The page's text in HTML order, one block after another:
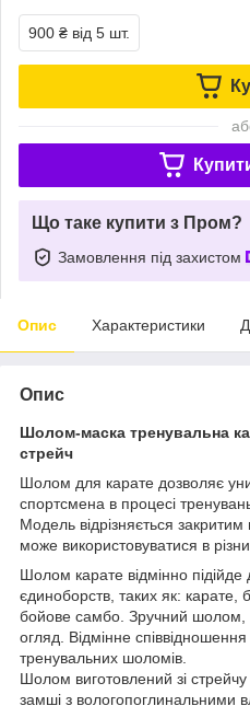
900 ₴ від 5 шт.
Що таке купити з Пром?
Замовлення під захистом
Опис Характеристики
Опис
Шолом-маска тренувальна
стрейч
Шолом для карате дозволяє
спортсмена в процесі
Модель відрізняється
може використовуватися в
Шолом карате відмінно підійде
єдиноборств, таких як: карате,
бойове самбо. Зручний шолом,
огляд. Відмінне співвідношення
тренувальних шоломів.
Шолом виготовлений зі стрейчу
замші з вологопоглинальними